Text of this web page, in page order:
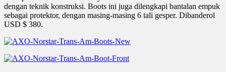
dengan teknik konstruksi. Boots ini juga dilengkapi bantalan empuk
sebagai protektor, dengan masing-masing 6 tali gesper. Dibanderol
USD $ 380.